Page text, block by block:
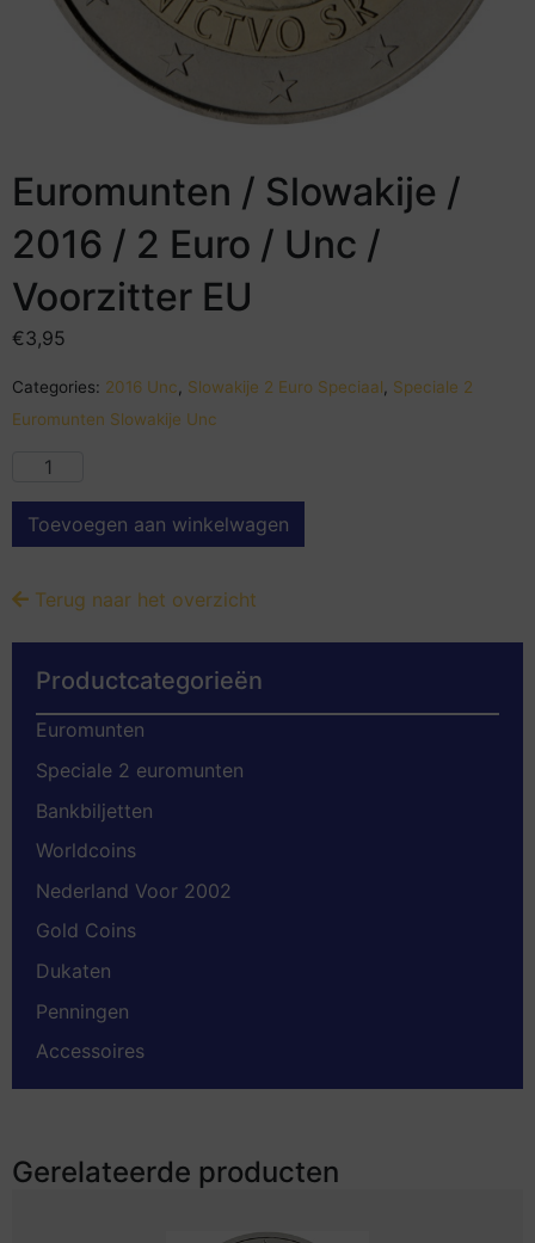
Euromunten / Slowakije /
2016 / 2 Euro / Unc /
Voorzitter EU
€3,95
Categories: 2016 Unc Slowakije 2 Euro Speciaal
Speciale 2
Euromunten Slowakije Unc
Toevoegen aan winkelwagen
Terug naar het overzicht
Productcategorieën
Euromunten
Speciale 2 euromunten
Bankbiljetten
Worldcoins
Nederland Voor 2002
Gold Coins
Dukaten
Penningen
Accessoires
Gerelateerde producten